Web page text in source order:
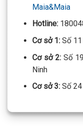
Maia&Maia
Hotline:
Cơ sở 1: Số
Cơ sở 2: Số
Ninh
Cơ sở 3:Số 24